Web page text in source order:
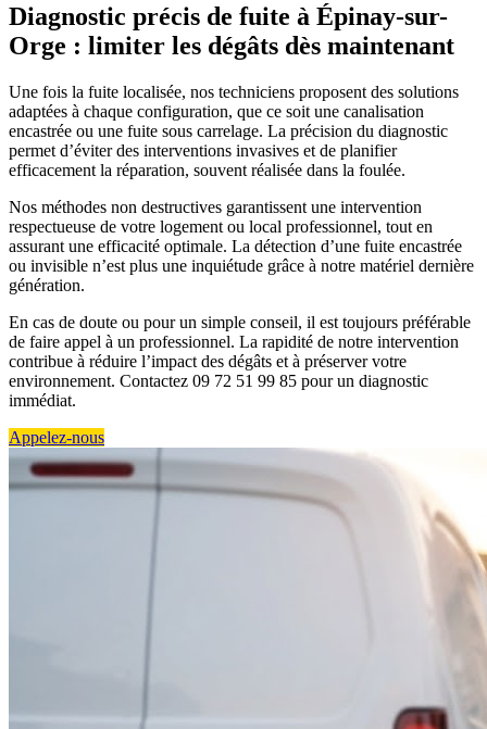
Diagnostic précis de fuite à Épinay-sur-
Orge : limiter les dégâts dès maintenant
Une fois la fuite localisée, nos techniciens proposent des solutions
adaptées à chaque configuration, que ce soit une canalisation
encastrée ou une fuite sous carrelage. La précision du diagnostic
permet d’éviter des interventions invasives et de planifier
efficacement la réparation, souvent réalisée dans la foulée.
Nos méthodes non destructives garantissent une intervention
respectueuse de votre logement ou local professionnel, tout en
assurant une efficacité optimale. La détection d’une fuite encastrée
ou invisible n’est plus une inquiétude grâce à notre matériel dernière
génération.
En cas de doute ou pour un simple conseil, il est toujours préférable
de faire appel à un professionnel. La rapidité de notre intervention
contribue à réduire l’impact des dégâts et à préserver votre
environnement. Contactez 09 72 51 99 85 pour un diagnostic
immédiat.
Appelez-nous